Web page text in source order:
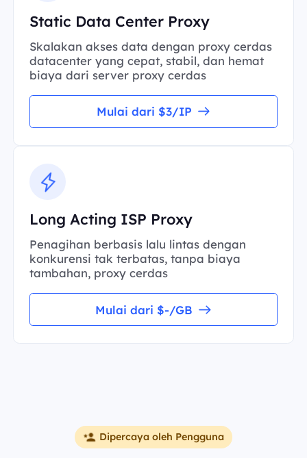
Static Data Center Proxy
Skalakan akses data dengan proxy cerdas
datacenter yang cepat, stabil, dan hemat
biaya dari server proxy cerdas
Mulai dari $3/IP
Long Acting ISP Proxy
Penagihan berbasis lalu lintas dengan
konkurensi tak terbatas, tanpa biaya
tambahan, proxy cerdas
Mulai dari $-/GB
Dipercaya oleh Pengguna